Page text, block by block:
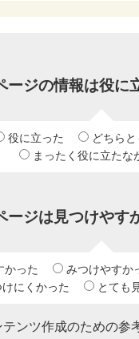
ージの情報は役に
役に立った どちら
まったく役に立たな
ージは見つけやす
かった みつけやすか
けにくかった
とても
テンツ作成のための参